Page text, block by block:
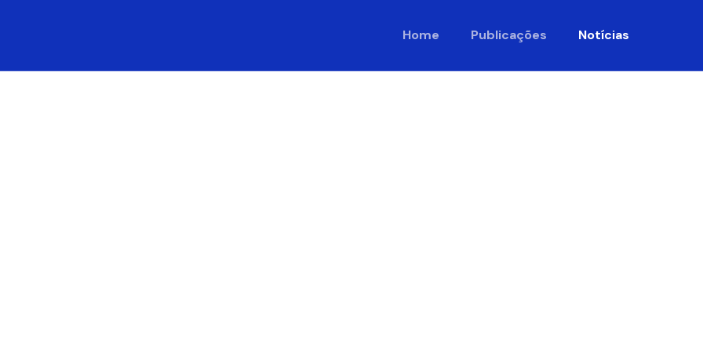
Home Publicações Notícias